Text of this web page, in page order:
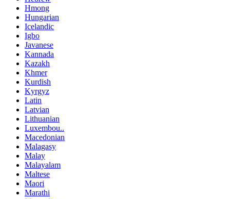
Hmong
Hungarian
Icelandic
Igbo
Javanese
Kannada
Kazakh
Khmer
Kurdish
Kyrgyz
Latin
Latvian
Lithuanian
Luxembou..
Macedonian
Malagasy
Malay
Malayalam
Maltese
Maori
Marathi